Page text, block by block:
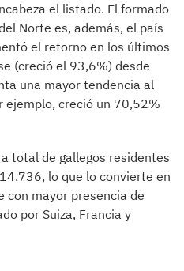
el listado. El formado
Norte es, además, el país
el retorno en los últimos
(creció el 93,6%) desde
una mayor tendencia al
ejemplo, creció un 70,52%
total de gallegos residentes
lo que lo convierte en
con mayor presencia de
por Suiza, Francia y